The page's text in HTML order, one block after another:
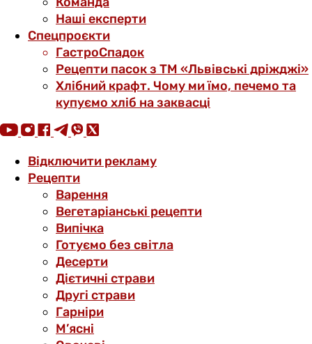
Наші експерти
Спецпроєкти
ГастроСпадок
Рецепти пасок з ТМ «Львівські дріжджі»
Хлібний крафт. Чому ми їмо, печемо та
купуємо хліб на заквасці
Відключити рекламу
Рецепти
Варення
Вегетаріанські рецепти
Випічка
Готуємо без світла
Десерти
Дієтичні страви
Другі страви
Гарніри
М’ясні